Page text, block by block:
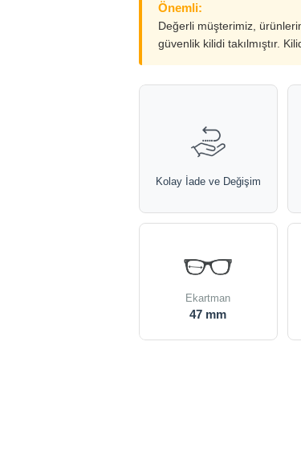
Önemli:
Değerli müşterimiz,
güvenlik kilidi takılmıştır.
Kolay İade ve Değişim
Ekartman
47 mm